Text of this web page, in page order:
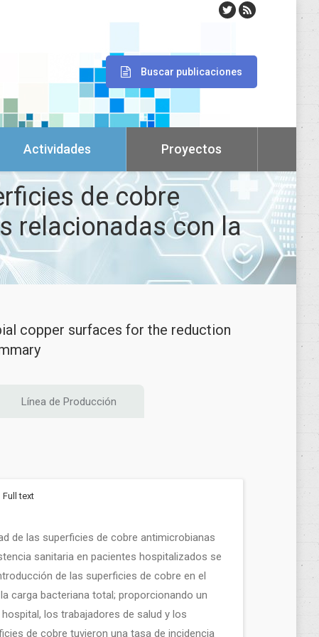
Buscar publicaciones
Actividades Proyectos
de cobre
relacionadas con la
copper surfaces for the reduction
Línea de Producción
Full text
de las superficies de cobre antimicrobianas
sanitaria en pacientes hospitalizados se
de las superficies de cobre en el
carga bacteriana total; proporcionando un
los trabajadores de salud y los
de cobre tuvieron una tasa de incidencia